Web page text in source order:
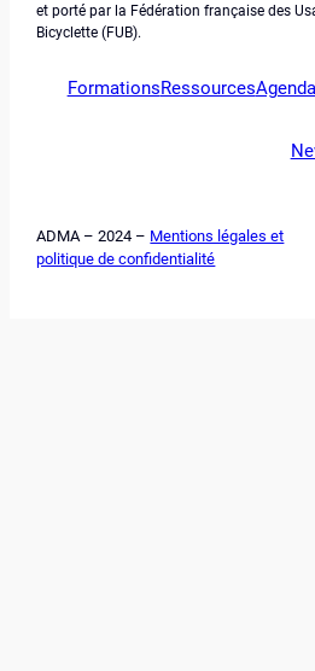
et porté par la Fédération française des
Bicyclette (FUB).
FormationsRessourcesAgenda
ADMA – 2024 – Mentions légales et
politique de confidentialité